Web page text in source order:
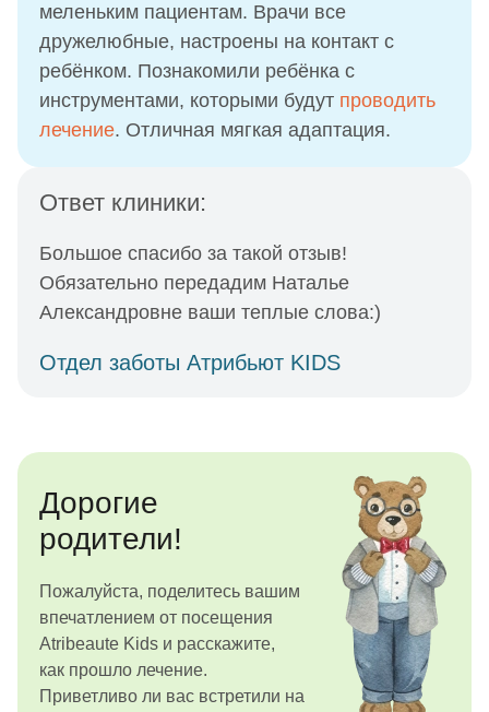
меленьким пациентам. Врачи все
дружелюбные, настроены на контакт с
ребёнком. Познакомили ребёнка с
инструментами, которыми будут проводить
лечение. Отличная мягкая адаптация.
Ответ клиники:
Большое спасибо за такой отзыв!
Обязательно передадим Наталье
Александровне ваши теплые слова:)
Отдел заботы Атрибьют KIDS
Дорогие
родители!
Пожалуйста, поделитесь вашим
впечатлением от посещения
Atribeaute Kids и расскажите,
как прошло лечение.
Приветливо ли вас встретили на